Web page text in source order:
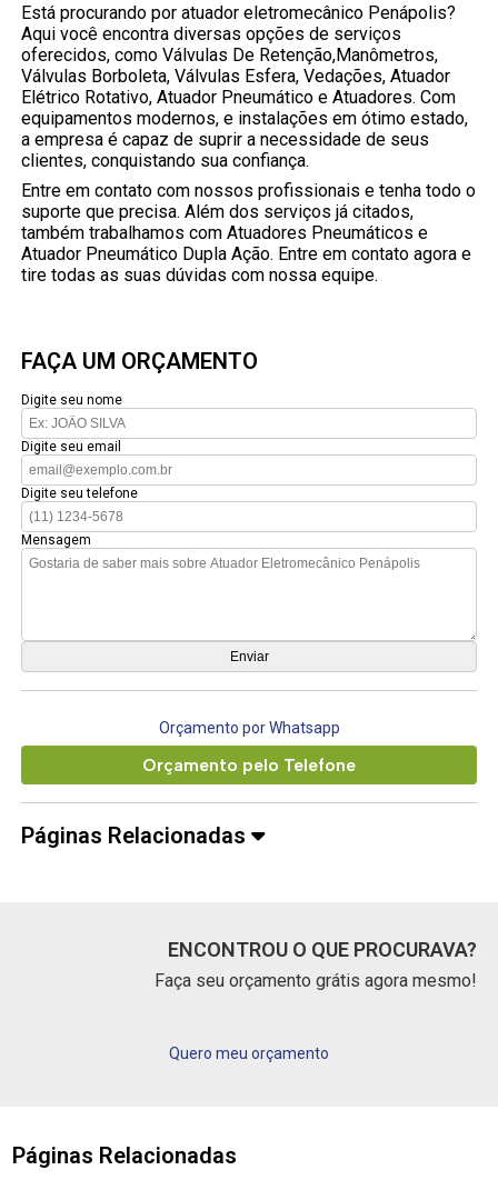
Está procurando por atuador eletromecânico Penápolis?
Aqui você encontra diversas opções de serviços
oferecidos, como Válvulas De Retenção,Manômetros,
Válvulas Borboleta, Válvulas Esfera, Vedações, Atuador
Elétrico Rotativo, Atuador Pneumático e Atuadores. Com
equipamentos modernos, e instalações em ótimo estado,
a empresa é capaz de suprir a necessidade de seus
clientes, conquistando sua confiança.
Entre em contato com nossos profissionais e tenha todo o
suporte que precisa. Além dos serviços já citados,
também trabalhamos com Atuadores Pneumáticos e
Atuador Pneumático Dupla Ação. Entre em contato agora e
tire todas as suas dúvidas com nossa equipe.
FAÇA UM ORÇAMENTO
Digite seu nome
Digite seu email
Digite seu telefone
Mensagem
Orçamento por Whatsapp
Orçamento pelo Telefone
Páginas Relacionadas
ENCONTROU O QUE PROCURAVA?
Faça seu orçamento grátis agora mesmo!
Quero meu orçamento
Páginas Relacionadas